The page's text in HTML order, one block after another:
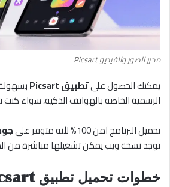
محرر الصور والفيديو Picsart
يمكنك الحصول علىتطبيق Picsart
الرسمية الخاصة بالهواتف الذكية، سواء
تحميل البرنامج آمن 100% لأنه متوفر على
توجد نسخة ويب يمكن تشغيلها مباشرة من